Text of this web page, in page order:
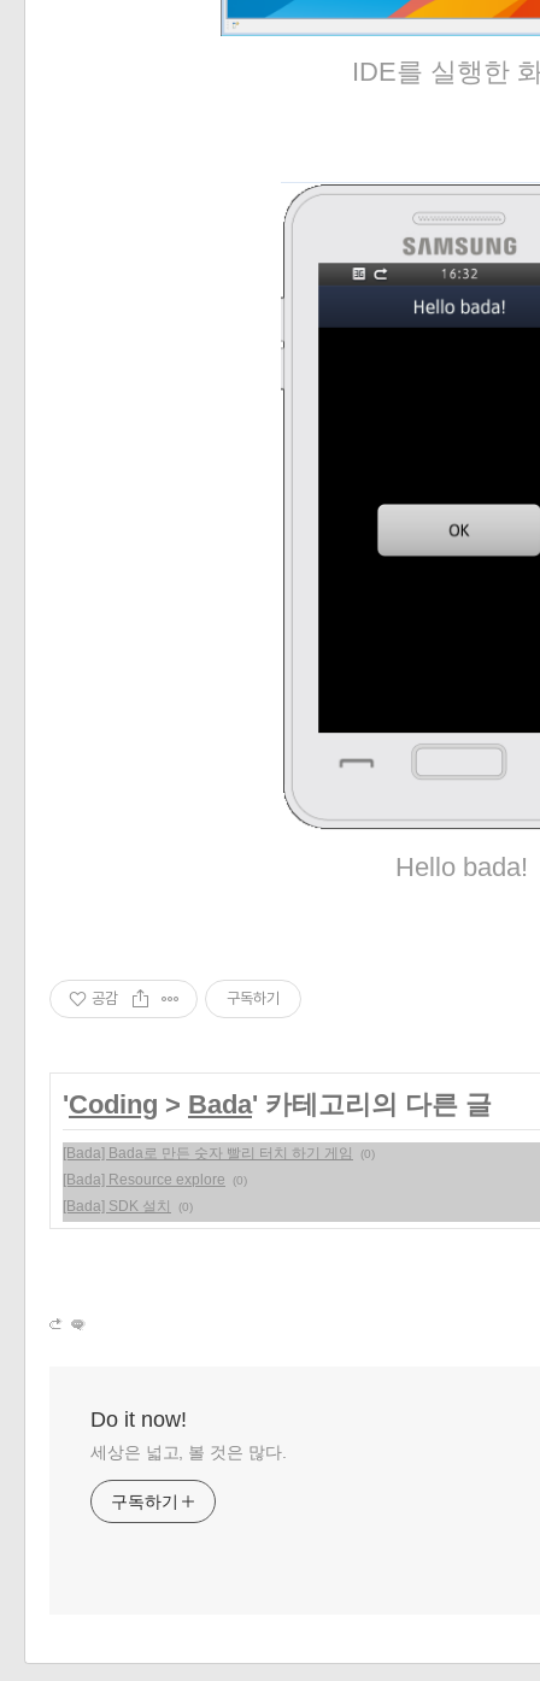
IDE를 실행한
Hello bada!
공감 구독하기
'Coding > Bada' 카테고리의 다른 글
[Bada] Bada로 만든 숫자 빨리 터치 하기 게임 (0)
[Bada] Resource explore (0)
[Bada] SDK 설치 (0)
Do it now!
세상은 넓고, 볼 것은 많다.
구독하기